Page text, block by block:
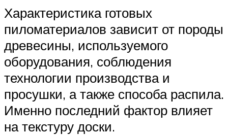
Характеристика готовых
пиломатериалов зависит от породы
древесины, используемого
оборудования, соблюдения
технологии производства и
просушки, а также способа распила.
Именно последний фактор влияет
на текстуру доски.